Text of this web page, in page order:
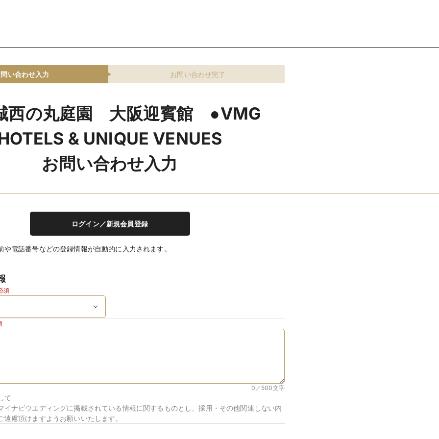
い合わせ入力 お問い合わせ完了
西の丸庭園 大阪迎賓館 ●VMG
& UNIQUE VENUES
お問い合わせ入力
ログイン／新規会員登録
や電話番号などの登録情報が自動的に入力されます。
須
0／500文字
て
イナビウエディングに掲載されている情報に関するものとし、採用・その他関連しない内
慮頂けますようお願いいたします。